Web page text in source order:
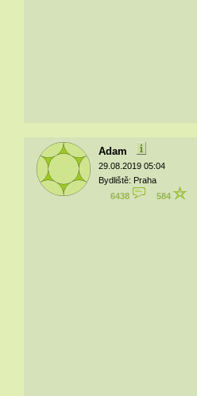
Adam
29.08.2019 05:04
Bydliště: Praha
6438
584